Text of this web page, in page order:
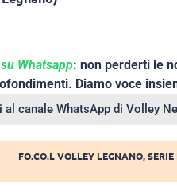
Whatsapp: non perderti le
Diamo voce
canale WhatsApp di Volley
FO.CO.L VOLLEY LEGNANO,